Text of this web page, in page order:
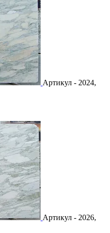
Артикул - 2024,
Артикул - 2026,